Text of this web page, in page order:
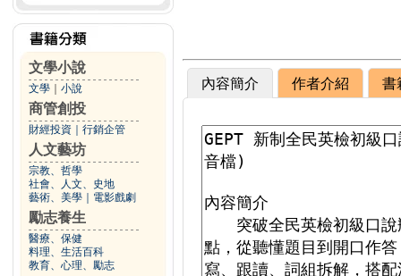
文學小說
文學 小說
商管創投
財經投資 行銷企管
人文藝坊
宗教、哲學
社會、人文、史地
藝術、美學
電影戲劇
勵志養生
醫療、保健
料理、生活百科
教育、心理、勵志
內容簡介 作者介紹 書